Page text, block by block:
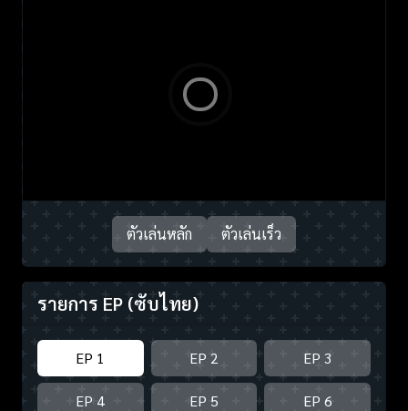
ตัวเล่นหลัก ตัวเล่นเร็ว
รายการ EP (ซับไทย)
EP 1 EP 2 EP 3
EP 4 EP 5 EP 6